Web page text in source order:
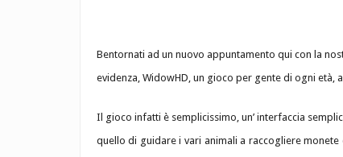
Bentornati ad un nuovo appuntamento qui con la
evidenza, WidowHD, un gioco per gente di ogni età,
Il gioco infatti è semplicissimo, un’ interfaccia
quello di guidare i vari animali a raccogliere